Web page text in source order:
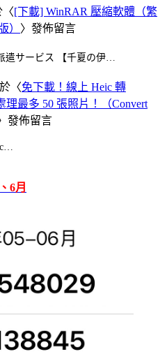
〈[下載] WinRAR 壓縮軟體（繁
） 〉發佈留言
遣サービス 【千夏の伊…
〈免下載！線上 Heic 轉
理最多 50 張照片！（Convert
發佈留言
6月